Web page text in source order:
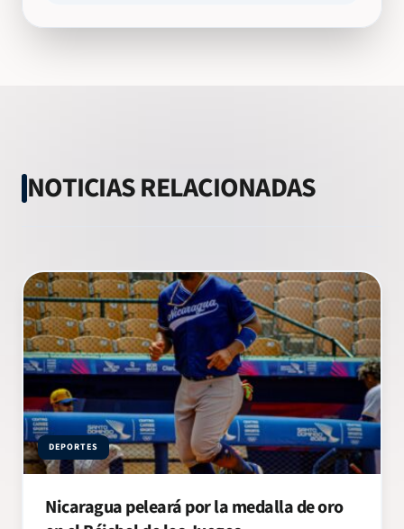
NOTICIAS RELACIONADAS
DEPORTES
Nicaragua peleará por la medalla de oro